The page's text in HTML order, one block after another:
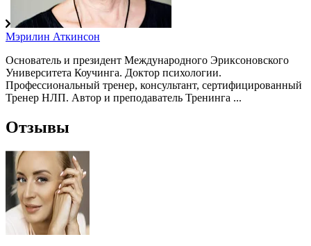
Мэрилин Аткинсон
Основатель и президент Международного Эриксоновского
Университета Коучинга. Доктор психологии.
Профессиональный тренер, консультант, сертифицированный
Тренер НЛП. Автор и преподаватель Тренинга ...
Отзывы